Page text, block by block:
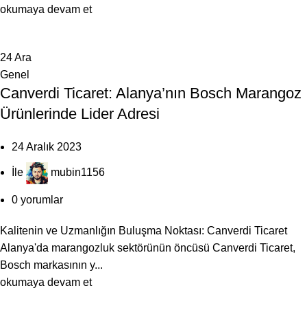
okumaya devam et
24Ara
Genel
Canverdi Ticaret: Alanya’nın Bosch Marangoz
Ürünlerinde Lider Adresi
24 Aralık 2023
İle mubin1156
0 yorumlar
Kalitenin ve Uzmanlığın Buluşma Noktası: Canverdi Ticaret
Alanya'da marangozluk sektörünün öncüsü Canverdi Ticaret,
Bosch markasının y...
okumaya devam et